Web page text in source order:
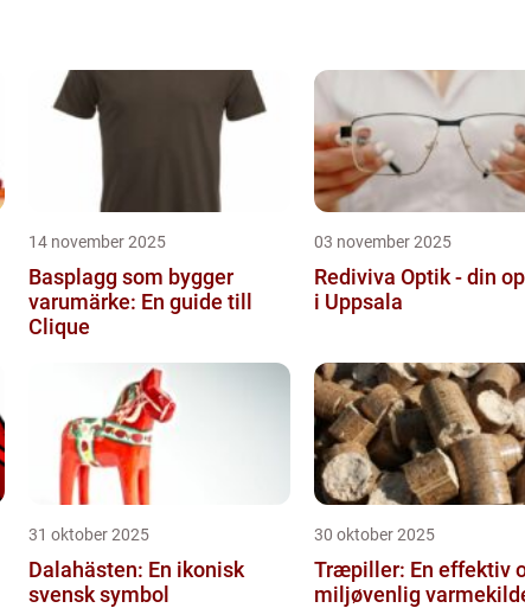
14 november 2025
Basplagg som bygger
varumärke: En guide till
Clique
03 november 2025
Rediviva Optik - din
i Uppsala
31 oktober 2025
Dalahästen: En ikonisk
svensk symbol
30 oktober 2025
Træpiller: En effektiv
miljøvenlig